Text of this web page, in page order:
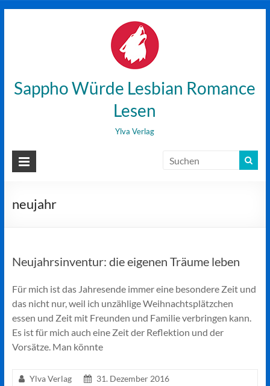
Sappho Würde Lesbian Romance
Lesen
Ylva Verlag
neujahr
Neujahrsinventur: die eigenen Träume leben
Für mich ist das Jahresende immer eine besondere Zeit und
das nicht nur, weil ich unzählige Weihnachtsplätzchen
essen und Zeit mit Freunden und Familie verbringen kann.
Es ist für mich auch eine Zeit der Reflektion und der
Vorsätze. Man könnte
Ylva Verlag
31. Dezember 2016